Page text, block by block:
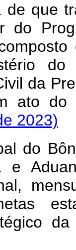
de que
do
do
da
ato
2023)
do
e